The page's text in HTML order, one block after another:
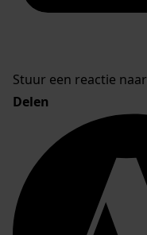
Stuur een reactie
Delen